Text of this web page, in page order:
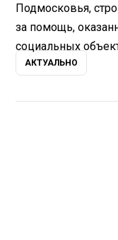
Подмосковья,
за помощь,
социальных
АКТУАЛЬНО